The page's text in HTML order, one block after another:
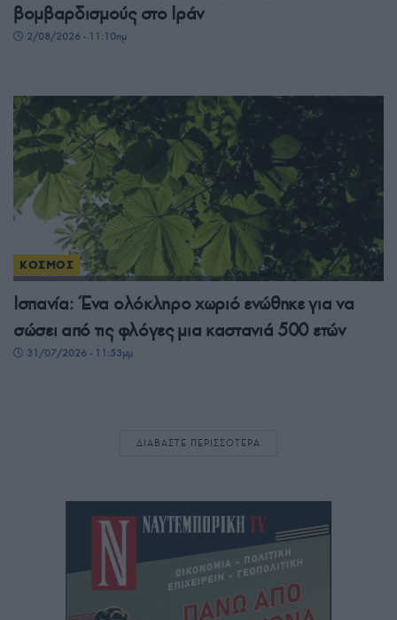
βομβαρδισμούς στο Ιράν
2/08/2026 - 11:10πμ
ΚΟΣΜΟΣ
Ισπανία: Ένα ολόκληρο χωριό ενώθηκε για να
σώσει από τις φλόγες μια καστανιά 500 ετών
31/07/2026 - 11:53μμ
ΔΙΑΒΑΣΤΕ ΠΕΡΙΣΣΟΤΕΡΑ